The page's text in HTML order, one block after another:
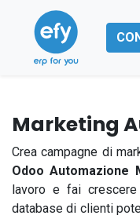
Marketing
Crea campagne di
Odoo Automazione
lavoro e fai
database di clienti